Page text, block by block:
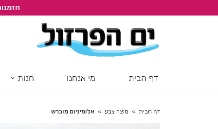
דף הבית מי אנחנו חנות
You are here: דף הבית מוצר צבע אלומיניום מוברש